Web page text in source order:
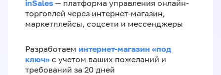
inSales — платформа управления онлайн-
торговлей через интернет-магазин,
маркетплейсы, соцсети и мессенджеры
Разработаем интернет-магазин «‎под
ключ»‎ с учетом ваших пожеланий и
требований за 20 дней